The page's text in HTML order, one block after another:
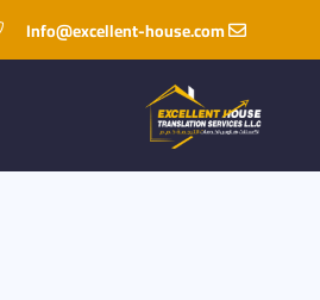
Info@excellent-house.com